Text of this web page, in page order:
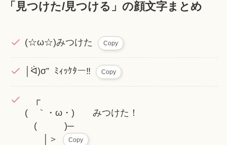
「見つけた/見つける」の顔文字まとめ
(☆ω☆)みつけた Copy
│ᐛ)σ” ﾐｨｯｹﾀー‼️ Copy
┌
( ｀・ω・) みつけた！
( )─
│＞
Copy